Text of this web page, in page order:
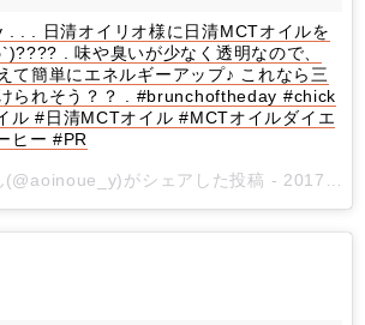
. . 日清オイリオ様に日清MCTオイルを
. 味や臭いが少なく透明なので、
て簡単にエネルギーアップ♪ これなら三
られそう？？ . #brunchoftheday #chick
ル #日清MCTオイル #MCTオイルダイエ
ヒー #PR
がシェアした投稿 - 2017 11月 20 6:50午後 PST